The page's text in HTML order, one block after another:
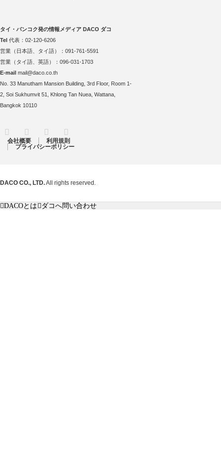
タイ・バンコク発の情報メディア DACO ダコ
Tel 代表：02-120-6206
営業（日本語、タイ語）：091-761-5591
営業（タイ語、英語）：096-031-1703
E-mail mail@daco.co.th
No. 33 Manutham Mansion Building, 3rd Floor, Room 1-
2, Soi Sukhumvit 51, Khlong Tan Nuea, Wattana,
Bangkok 10110
Twitter FacebookInstagram
会社概要
利用規則
プライバシーポリシー
DACO CO., LTD.All rights reserved.
DACOとは ダコへ問い合わせ